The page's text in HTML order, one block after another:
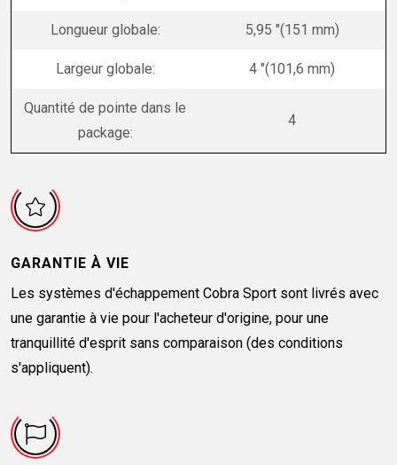
Longueur globale: 5,95 "(151 mm)
Largeur globale: 4 "(101,6 mm)
Quantité de pointe dans le
package:
4
GARANTIE À VIE
Les systèmes d'échappement Cobra Sport sont livrés avec
une garantie à vie pour l'acheteur d'origine, pour une
tranquillité d'esprit sans comparaison (des conditions
s'appliquent).